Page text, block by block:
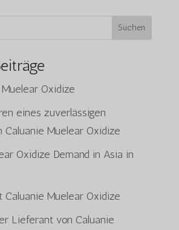
Suchen
Oxidize
eines zuverlässigen
Caluanie Muelear Oxidize
Oxidize Demand in Asia in
Caluanie Muelear Oxidize
Lieferant von Caluanie